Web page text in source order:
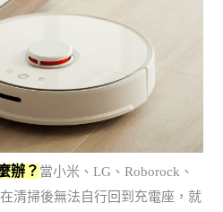
辦？ 當小米、LG、Roborock、
清掃後無法自行回到充電座，就